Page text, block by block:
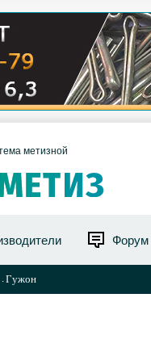
метизной
Форум
Гужон